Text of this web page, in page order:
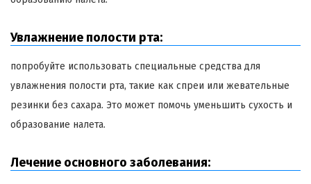
Увлажнение полости рта:
попробуйте использовать специальные средства для
увлажнения полости рта, такие как спреи или жевательные
резинки без сахара. Это может помочь уменьшить сухость и
образование налета.
Лечение основного заболевания: